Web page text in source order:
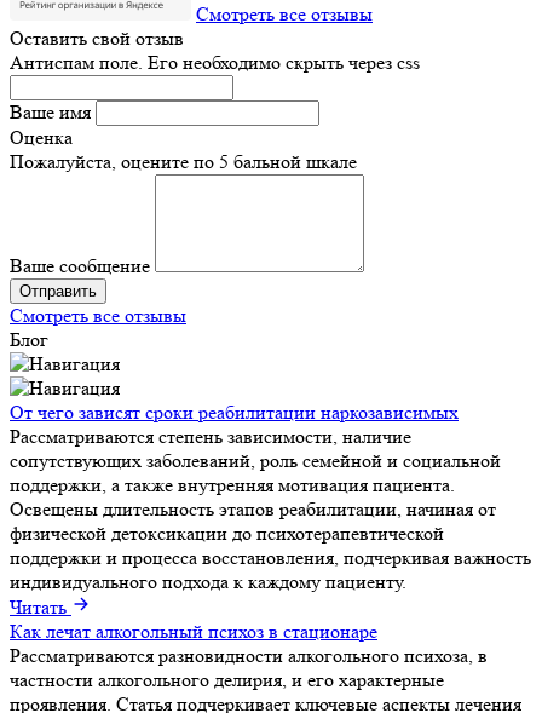
Смотреть все отзывы
Оставить свой отзыв
Антиспам поле. Его необходимо скрыть через css
Ваше имя
Оценка
Пожалуйста, оцените по 5 бальной шкале
Ваше сообщение
Смотреть все отзывы
Блог
От чего зависят сроки реабилитации наркозависимых
Рассматриваются степень зависимости, наличие
сопутствующих заболеваний, роль семейной и социальной
поддержки, а также внутренняя мотивация пациента.
Освещены длительность этапов реабилитации, начиная от
физической детоксикации до психотерапевтической
поддержки и процесса восстановления, подчеркивая важность
индивидуального подхода к каждому пациенту.
Читать
Как лечат алкогольный психоз в стационаре
Рассматриваются разновидности алкогольного психоза, в
частности алкогольного делирия, и его характерные
проявления. Статья подчеркивает ключевые аспекты лечения